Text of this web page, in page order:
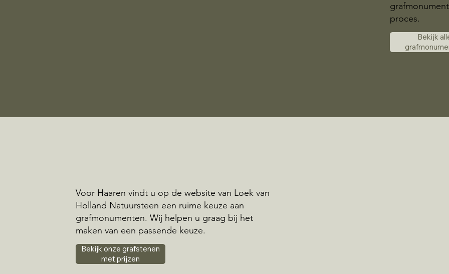
proces.
Bekijk
Voor Haaren vindt u op de website van Loek van
Holland Natuursteen een ruime keuze aan
grafmonumenten. Wij helpen u graag bij het
maken van een passende keuze.
Bekijk onze grafstenen
met prijzen